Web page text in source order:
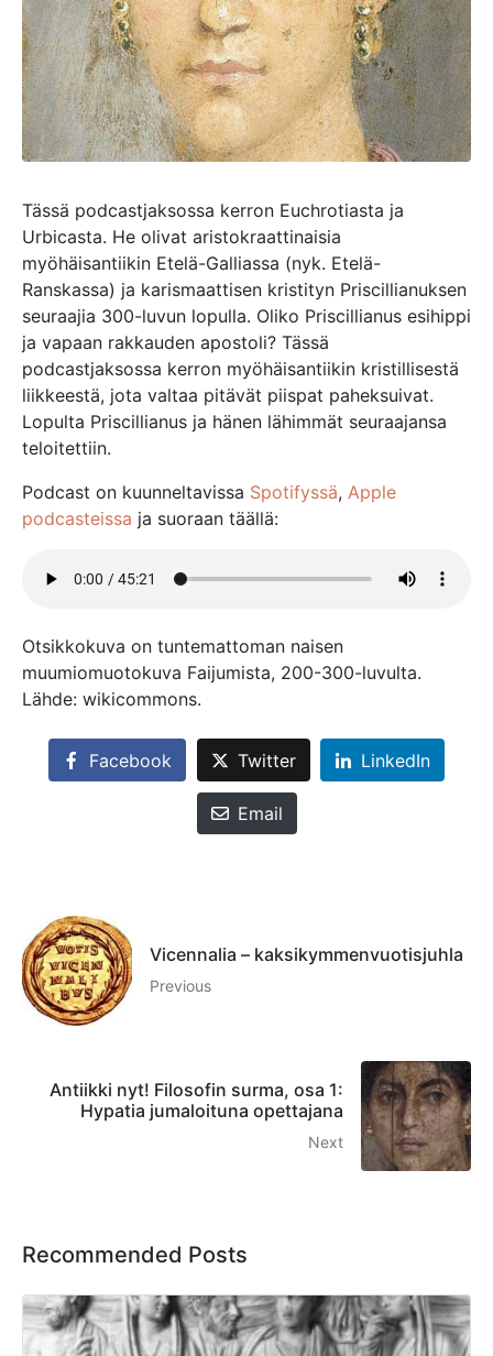
Tässä podcastjaksossa kerron Euchrotiasta ja
Urbicasta. He olivat aristokraattinaisia
myöhäisantiikin Etelä-Galliassa (nyk. Etelä-
Ranskassa) ja karismaattisen kristityn Priscillianuksen
seuraajia 300-luvun lopulla. Oliko Priscillianus esihippi
ja vapaan rakkauden apostoli? Tässä
podcastjaksossa kerron myöhäisantiikin kristillisestä
liikkeestä, jota valtaa pitävät piispat paheksuivat.
Lopulta Priscillianus ja hänen lähimmät seuraajansa
teloitettiin.
Podcast on kuunneltavissa Spotifyssä, Apple
podcasteissa ja suoraan täällä:
Otsikkokuva on tuntemattoman naisen
muumiomuotokuva Faijumista, 200-300-luvulta.
Lähde: wikicommons.
Facebook Twitter LinkedIn
Email
Vicennalia – kaksikymmenvuotisjuhla
Previous
Antiikki nyt! Filosofin surma, osa 1:
Hypatia jumaloituna opettajana
Next
Recommended Posts